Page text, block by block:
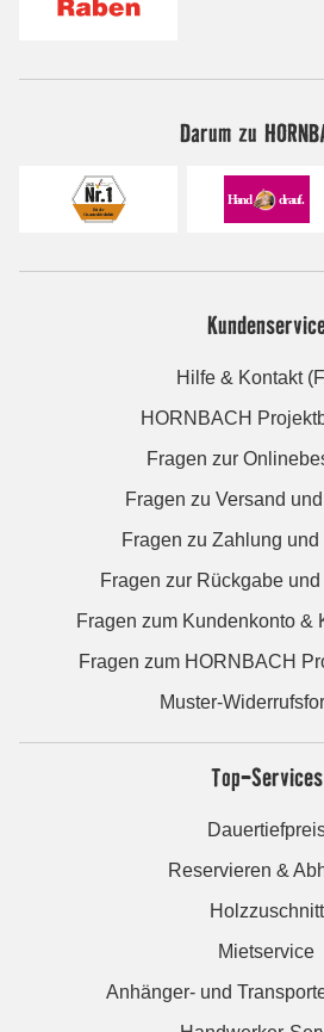
Darum zu
Hilfe & Kontakt
HORNBACH
Fragen zur
Fragen zu Versand
Fragen zu Zahlung
Fragen zur Rückgabe
Fragen zum Kundenkonto &
Fragen zum HORNBACH
Muster-
Top-Services
Reservieren &
Holzzuschnitt
Mietservice
Anhänger- und